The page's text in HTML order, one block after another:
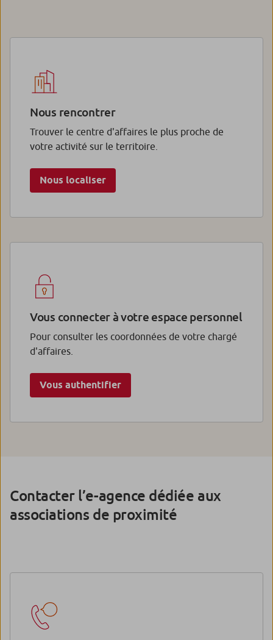
Nous rencontrer
Trouver le centre d'affaires le plus proche de
votre activité sur le territoire.
Nous localiser
Vous connecter à votre espace personnel
Pour consulter les coordonnées de votre chargé
d'affaires.
Vous authentifier
Contacter l’e-agence dédiée aux
associations de proximité